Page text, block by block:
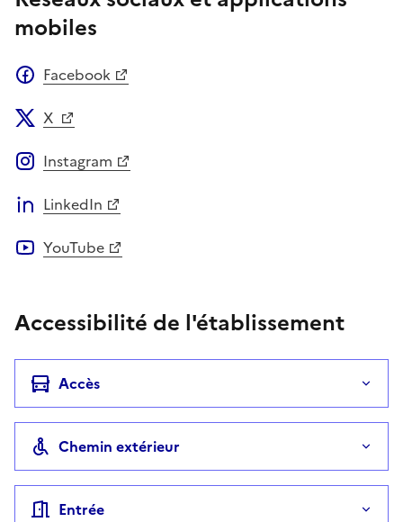
mobiles
Facebook
X
Instagram
LinkedIn
YouTube
Accessibilité de l'établissement
Accès
Chemin extérieur
Entrée